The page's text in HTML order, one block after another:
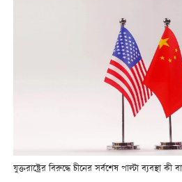
যুক্তরাষ্ট্রের বিরুদ্ধে চীনের সর্বশেষ পাল্টা ব্যবস্থা কী